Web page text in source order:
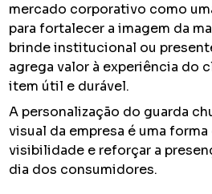
mercado corporativo como
para fortalecer a imagem da
brinde institucional ou
agrega valor à experiência do
item útil e durável.
A personalização do guarda
visual da empresa é uma
visibilidade e reforçar a
dia dos consumidores.